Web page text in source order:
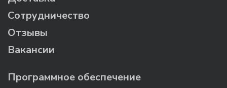
Сотрудничество
Отзывы
Вакансии
Программное обеспечение